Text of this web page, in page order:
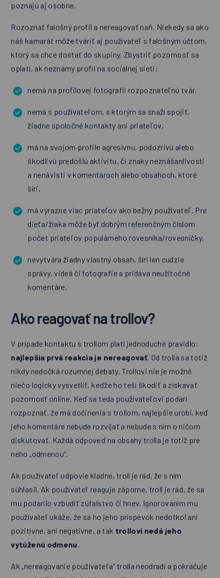
poznajú aj osobne.
Rozoznať falošný profil a nereagovať naň. Niekedy sa ako
náš kamarát môže tváriť aj používateľ s falošným účtom,
ktorý sa chce dostať do skupiny. Zbystriť pozornosť sa
oplatí, ak neznámy profil na sociálnej sieti:
nemá na profilovej fotografii rozpoznateľnú tvár,
nemá s používateľom, s ktorým sa snaží spojiť,
žiadne spoločné kontakty ani priateľov,
má na svojom profile agresívnu, podozrivú alebo
škodlivú predošlú aktivitu, či znaky neznášanlivosti
a nenávisti v komentároch alebo obsahoch, ktoré
šíri,
má výrazne viac priateľov ako bežný používateľ. Pre
dieťa/žiaka môže byť dobrým referenčným číslom
počet priateľov populárneho rovesníka/rovesníčky,
nevytvára žiadny vlastný obsah, šíri len cudzie
správy, videá či fotografie a pridáva neužitočné
komentáre.
Ako reagovať na trollov?
V prípade kontaktu s trollom platí jednoduché pravidlo:
najlepšia prvá reakcia je nereagovať. Od trolla sa totiž
nikdy nedočká rozumnej debaty. Trollovi nie je možné
niečo logicky vysvetliť, keďže ho teší škodiť a získavať
pozornosť online. Keď sa teda používateľovi podarí
rozpoznať, že má dočinenia s trollom, najlepšie urobí, keď
jeho komentáre nebude rozvíjať a nebude s ním o ničom
diskutovať. Každá odpoveď na obsahy trolla je totiž pre
neho „odmenou“.
Ak používateľ odpovie kladne, troll je rád, že s ním
súhlasil. Ak používateľ reaguje záporne, troll je rád, že sa
mu podarilo vzbudiť zúfalstvo či hnev. Ignorovaním mu
používateľ ukáže, že sa ho jeho príspevok nedotkol ani
pozitívne, ani negatívne, a tak trollovi nedá jeho
vytúženú odmenu.
Ak „nereagovanie používateľa“ trolla neodradí a pokračuje